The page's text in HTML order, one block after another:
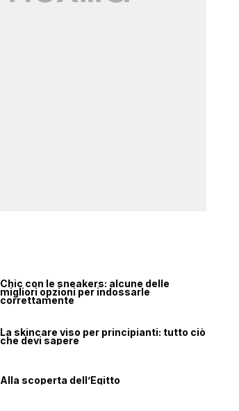
Chic con le sneakers: alcune delle
migliori opzioni per indossarle
correttamente
La skincare viso per principianti: tutto ciò
che devi sapere
Alla scoperta dell’Egitto